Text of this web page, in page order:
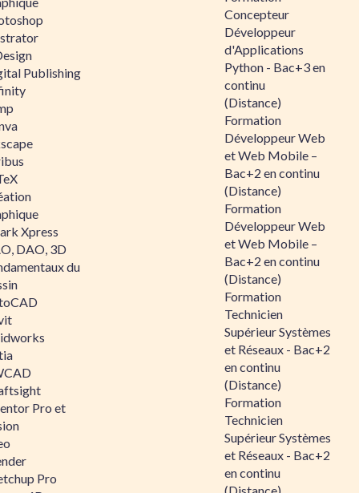
Publishing
Xpress
DAO, 3D
du
Pro et
Pro
Concepteur
Développeur
d'Applications
Python - Bac+3 en
continu
(Distance)
Formation
Développeur Web
et Web Mobile –
Bac+2 en continu
(Distance)
Formation
Développeur Web
et Web Mobile –
Bac+2 en continu
(Distance)
Formation
Technicien
Supérieur Systèmes
et Réseaux - Bac+2
en continu
(Distance)
Formation
Technicien
Supérieur Systèmes
et Réseaux - Bac+2
en continu